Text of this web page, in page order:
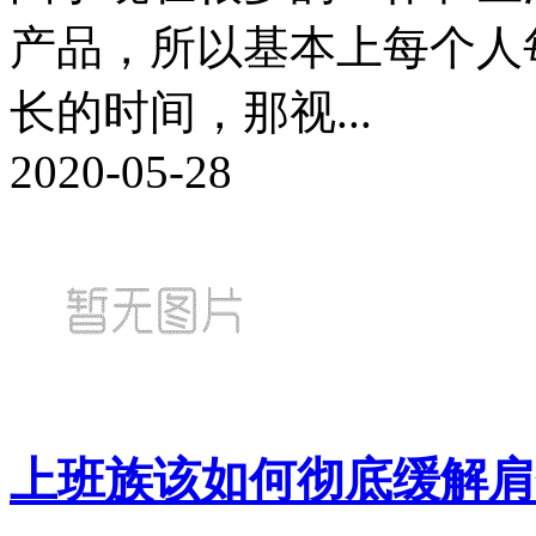
产品，所以基本上每个
长的时间，那视...
2020-05-28
上班族该如何彻底缓解